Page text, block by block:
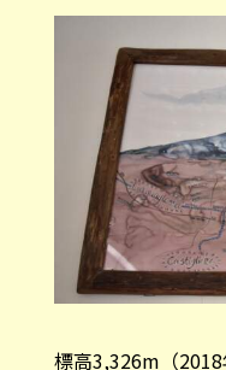
標高3,326m（